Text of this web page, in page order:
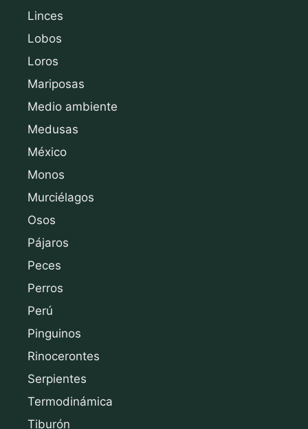
Linces
Lobos
Loros
Mariposas
Medio ambiente
Medusas
México
Monos
Murciélagos
Osos
Pájaros
Peces
Perros
Perú
Pinguinos
Rinocerontes
Serpientes
Termodinámica
Tiburón